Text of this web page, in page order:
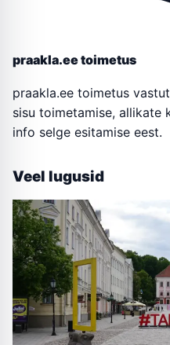
praakla.ee toimetus
praakla.ee toimetus
sisu toimetamise, allikate
info selge esitamise eest.
Veel lugusid